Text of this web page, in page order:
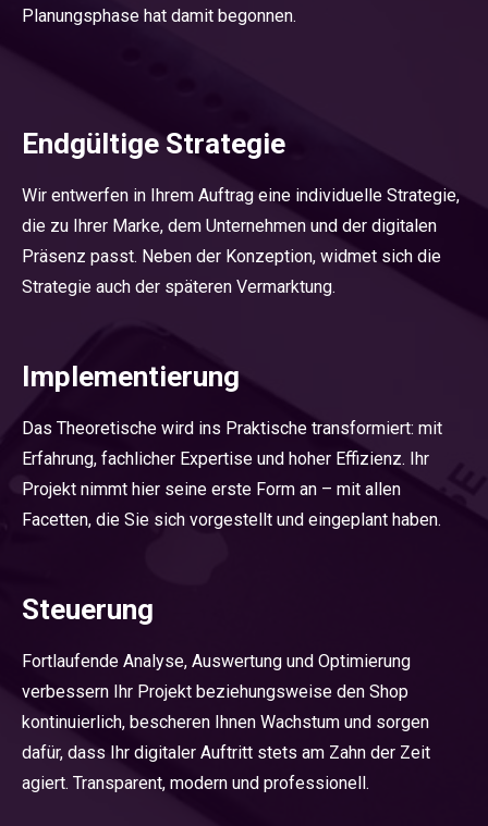
Planungsphase hat damit begonnen.
Endgültige Strategie
Wir entwerfen in Ihrem Auftrag eine individuelle Strategie,
die zu Ihrer Marke, dem Unternehmen und der digitalen
Präsenz passt. Neben der Konzeption, widmet sich die
Strategie auch der späteren Vermarktung.
Implementierung
Das Theoretische wird ins Praktische transformiert: mit
Erfahrung, fachlicher Expertise und hoher Effizienz. Ihr
Projekt nimmt hier seine erste Form an – mit allen
Facetten, die Sie sich vorgestellt und eingeplant haben.
Steuerung
Fortlaufende Analyse, Auswertung und Optimierung
verbessern Ihr Projekt beziehungsweise den Shop
kontinuierlich, bescheren Ihnen Wachstum und sorgen
dafür, dass Ihr digitaler Auftritt stets am Zahn der Zeit
agiert. Transparent, modern und professionell.